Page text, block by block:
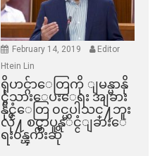
February 14, 2019
Editor
Htein Lin
ရိုဟင္ဂ်ာေတြကို ျမန္မာနို
င္ငံသားေပးေရး အျခား
နိုင္ငံေတြ ၀င္မပါသင္႔ဘူး
လို႔ စင္ကာပူနုိင္ငံျခားေ
ရး၀န္ၾကီးဆို